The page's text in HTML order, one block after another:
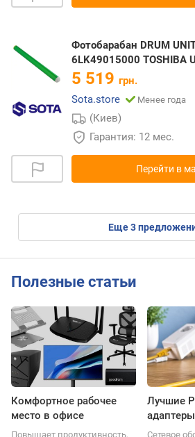
Фотобарабан DRUM
6LK49015000 TOSHIBA
5 519 грн.
Sota.store
Менее года
(Киев)
Гарантия: 12 мес.
Перейти в
eще3
Полезные статьи
Комфортное рабочее
место в офисе
Повышает продуктивность,
Лучшие
адаптеры
Сетевое